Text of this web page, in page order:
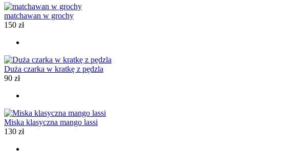
matchawan w grochy
150 zł
Duża czarka w kratkę z pędzla
90 zł
Miska klasyczna mango lassi
130 zł